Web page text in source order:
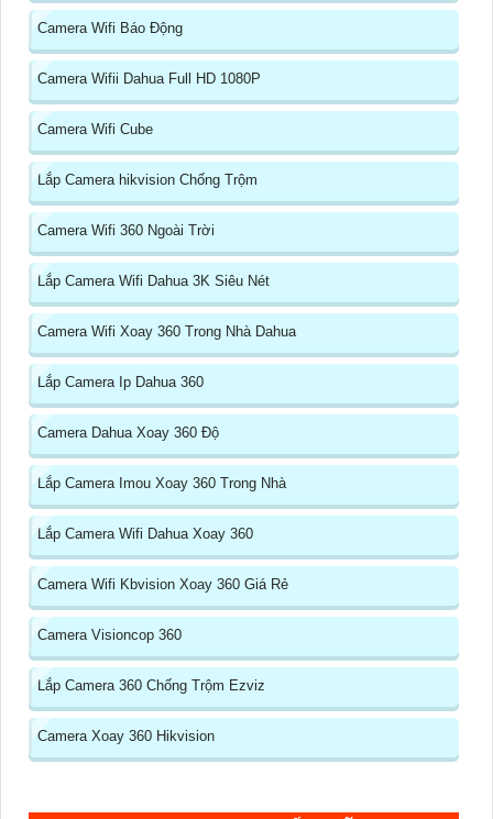
Camera Wifi Báo Động
Camera Wifii Dahua Full HD 1080P
Camera Wifi Cube
Lắp Camera hikvision Chống Trộm
Camera Wifi 360 Ngoài Trời
Lắp Camera Wifi Dahua 3K Siêu Nét
Camera Wifi Xoay 360 Trong Nhà Dahua
Lắp Camera Ip Dahua 360
Camera Dahua Xoay 360 Độ
Lắp Camera Imou Xoay 360 Trong Nhà
Lắp Camera Wifi Dahua Xoay 360
Camera Wifi Kbvision Xoay 360 Giá Rẻ
Camera Visioncop 360
Lắp Camera 360 Chống Trộm Ezviz
Camera Xoay 360 Hikvision